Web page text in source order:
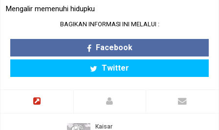
Mengalir memenuhi hidupku
BAGIKAN INFORMASI INI MELALUI :
Facebook
Twitter